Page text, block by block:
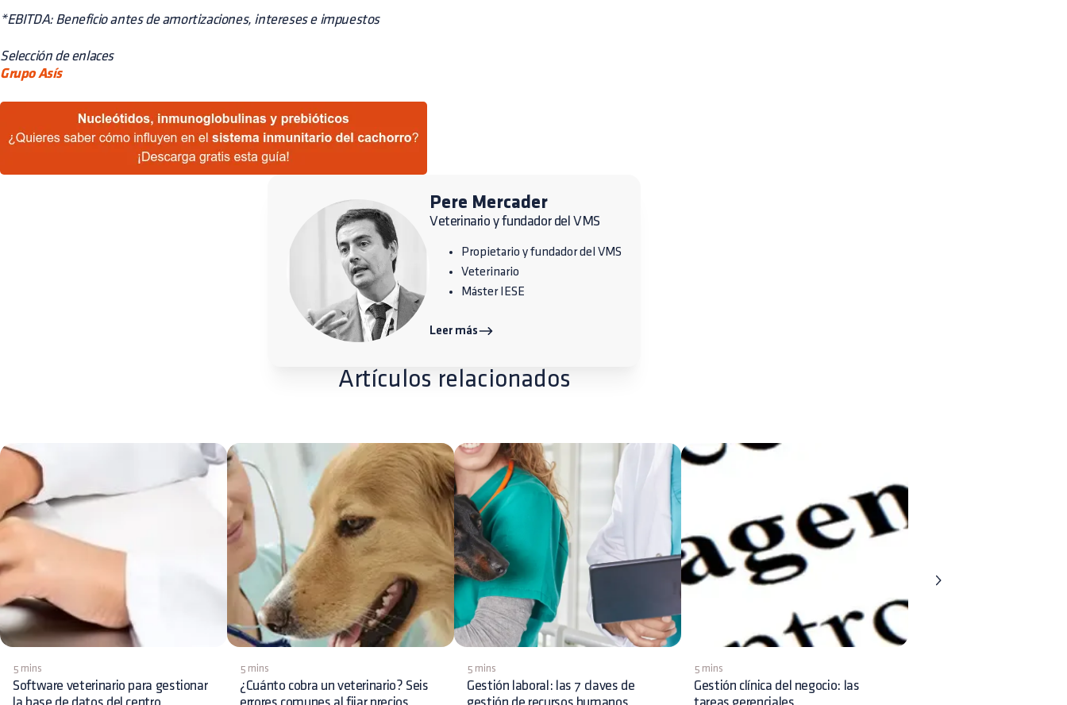
*EBITDA: Beneficio antes de amortizaciones, intereses e impuestos
Selección de enlaces
Grupo Asís
Pere Mercader
Veterinario y fundador del VMS
Propietario y fundador del VMS
Veterinario
Máster IESE
Leer más
Artículos relacionados
5 mins
Software veterinario para gestionar
la base de datos del centro
5 mins
¿Cuánto cobra un veterinario? Seis
errores comunes al fijar precios
5 mins
Gestión laboral: las 7 claves de
gestión de recursos humanos
5 mins
Gestión clínica del negocio: las
tareas gerenciales